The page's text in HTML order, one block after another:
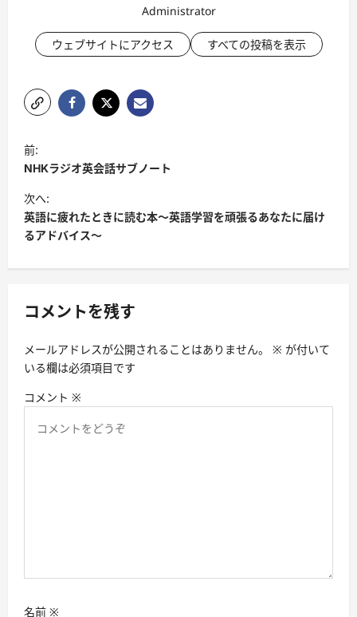
Administrator
ウェブサイトにアクセス すべての投稿を表示
投
稿
ナ
ビ
ゲ
ー
ョ
前:
NHKラジオ英会話サブノート
次へ:
英語に疲れたときに読む本〜英語学習を頑張るあなたに届け
るアドバイス〜
コメントを残す
メールアドレスが公開されることはありません。 ※ が付いて
いる欄は必須項目です
コメント ※
名前 ※